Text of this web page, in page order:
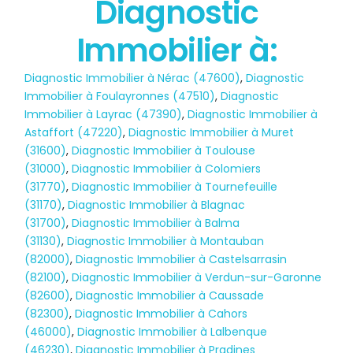
Diagnostic
Immobilier à:
Diagnostic Immobilier à Nérac (47600),Diagnostic
Immobilier à Foulayronnes (47510),Diagnostic
Immobilier à Layrac (47390),Diagnostic Immobilier à
Astaffort (47220),Diagnostic Immobilier à Muret
(31600),Diagnostic Immobilier à Toulouse
(31000),Diagnostic Immobilier à Colomiers
(31770),Diagnostic Immobilier à Tournefeuille
(31170),Diagnostic Immobilier à Blagnac
(31700),Diagnostic Immobilier à Balma
(31130),Diagnostic Immobilier à Montauban
(82000),Diagnostic Immobilier à Castelsarrasin
(82100),Diagnostic Immobilier à Verdun-sur-Garonne
(82600),Diagnostic Immobilier à Caussade
(82300),Diagnostic Immobilier à Cahors
(46000),Diagnostic Immobilier à Lalbenque